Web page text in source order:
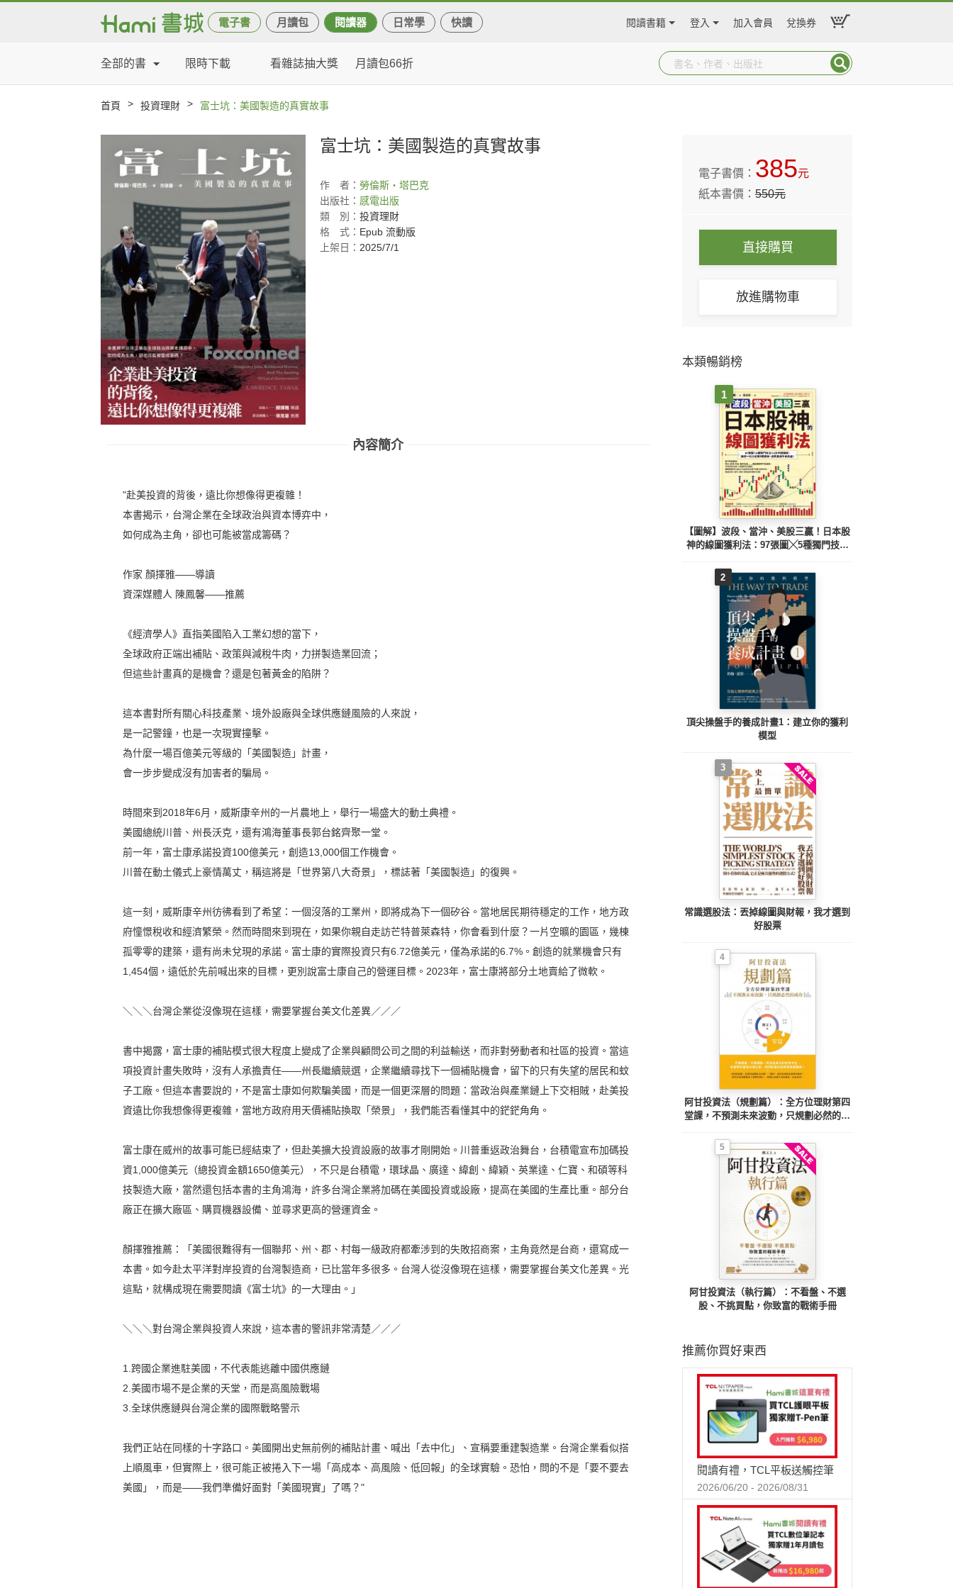
電子書 月讀包 閱讀器 日常學 快讀 閱讀書籍 登入 加入會員 兌換券
全部的書 限時下載 看雜誌抽大獎 月讀包66折
首頁 > 投資理財 > 富士坑：美國製造的真實故事
富士坑：美國製造的真實故事
作 者： 勞倫斯‧塔巴克
出版社： 感電出版
類
別： 投資理財
格
式： Epub 流動版
上架日： 2025/7/1
內容簡介
"赴美投資的背後，遠比你想像得更複雜！
本書揭示，台灣企業在全球政治與資本博弈中，
如何成為主角，卻也可能被當成籌碼？
作家 顏擇雅——導讀
資深媒體人 陳鳳馨——推薦
《經濟學人》直指美國陷入工業幻想的當下，
全球政府正端出補貼、政策與減稅牛肉，力拼製造業回流；
但這些計畫真的是機會？還是包著黃金的陷阱？
這本書對所有關心科技產業、境外設廠與全球供應鏈風險的人來說，
是一記警鐘，也是一次現實撞擊。
為什麼一場百億美元等級的「美國製造」計畫，
會一步步變成沒有加害者的騙局。
時間來到2018年6月，威斯康辛州的一片農地上，舉行一場盛大的動土典禮。
美國總統川普、州長沃克，還有鴻海董事長郭台銘齊聚一堂。
前一年，富士康承諾投資100億美元，創造13,000個工作機會。
川普在動土儀式上豪情萬丈，稱這將是「世界第八大奇景」，標誌著「美國製造」的復興。
這一刻，威斯康辛州彷彿看到了希望：一個沒落的工業州，即將成為下一個矽谷。當地居民期待穩定的工作，地方政
府憧憬稅收和經濟繁榮。然而時間來到現在，如果你親自走訪芒特普萊森特，你會看到什麼？一片空曠的園區，幾棟
孤零零的建築，還有尚未兌現的承諾。富士康的實際投資只有6.72億美元，僅為承諾的6.7%。創造的就業機會只有
1,454個，遠低於先前喊出來的目標，更別說富士康自己的營運目標。2023年，富士康將部分土地賣給了微軟。
＼＼＼台灣企業從沒像現在這樣，需要掌握台美文化差異／／／
書中揭露，富士康的補貼模式很大程度上變成了企業與顧問公司之間的利益輸送，而非對勞動者和社區的投資。當這
項投資計畫失敗時，沒有人承擔責任——州長繼續競選，企業繼續尋找下一個補貼機會，留下的只有失望的居民和蚊
子工廠。但這本書要說的，不是富士康如何欺騙美國，而是一個更深層的問題：當政治與產業鏈上下交相賊，赴美投
資遠比你我想像得更複雜，當地方政府用天價補貼換取「榮景」，我們能否看懂其中的鋩鋩角角。
富士康在威州的故事可能已經結束了，但赴美擴大投資設廠的故事才剛開始。川普重返政治舞台，台積電宣布加碼投
資1,000億美元（總投資金額1650億美元），不只是台積電，環球晶、廣達、緯創、緯穎、英業達、仁寶、和碩等科
技製造大廠，當然還包括本書的主角鴻海，許多台灣企業將加碼在美國投資或設廠，提高在美國的生產比重。部分台
廠正在擴大廠區、購買機器設備、並尋求更高的營運資金。
顏擇雅推薦：「美國很難得有一個聯邦、州、郡、村每一級政府都牽涉到的失敗招商案，主角竟然是台商，還寫成一
本書。如今赴太平洋對岸投資的台灣製造商，已比當年多很多。台灣人從沒像現在這樣，需要掌握台美文化差異。光
這點，就構成現在需要閱讀《富士坑》的一大理由。」
＼＼＼對台灣企業與投資人來說，這本書的警訊非常清楚／／／
1.跨國企業進駐美國，不代表能逃離中國供應鏈
2.美國市場不是企業的天堂，而是高風險戰場
3.全球供應鏈與台灣企業的國際戰略警示
我們正站在同樣的十字路口。美國開出史無前例的補貼計畫、喊出「去中化」、宣稱要重建製造業。台灣企業看似搭
上順風車，但實際上，很可能正被捲入下一場「高成本、高風險、低回報」的全球實驗。恐怕，問的不是「要不要去
美國」，而是——我們準備好面對「美國現實」了嗎？"
電子書價： 385元
紙本書價：550元
直接購買
放進購物車
本類暢銷榜
1
【圖解】波段、當沖、美股三贏！日本股
神的線圖獲利法：97張圖╳5種獨門技法
率，高效累積千萬資產！
2
頂尖操盤手的養成計畫1：建立你的獲利
模型
3
常識選股法：丟掉線圖與財報，我才選到
好股票
4
阿甘投資法（規劃篇）：全方位理財第四
堂課，不預測未來波動，只規劃必然的成
5
阿甘投資法（執行篇）：不看盤、不選
股、不挑買點，你致富的戰術手冊
推薦你買好東西
閱讀有禮，TCL平板送觸控筆
2026/06/20 - 2026/08/31